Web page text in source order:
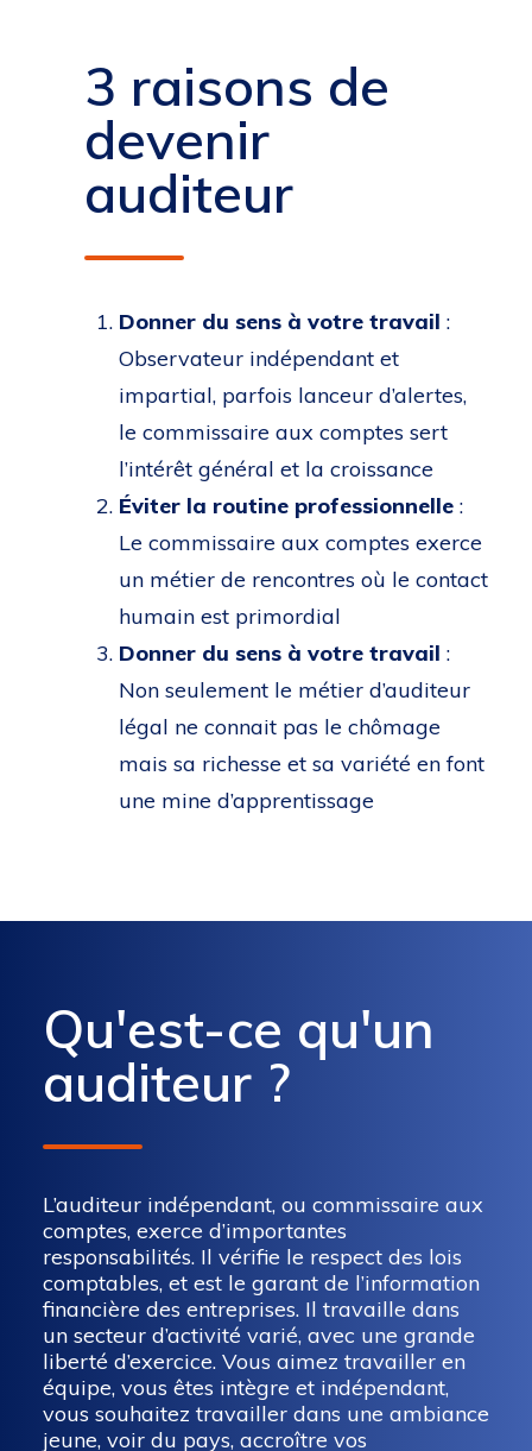
3 raisons de
devenir
auditeur
Donner du sens à votre travail :
Observateur indépendant et
impartial, parfois lanceur d’alertes,
le commissaire aux comptes sert
l’intérêt général et la croissance
Éviter la routine professionnelle :
Le commissaire aux comptes exerce
un métier de rencontres où le contact
humain est primordial
Donner du sens à votre travail :
Non seulement le métier d’auditeur
légal ne connait pas le chômage
mais sa richesse et sa variété en font
une mine d’apprentissage
Qu'est-ce qu'un
auditeur ?
L’auditeur indépendant, ou commissaire aux
comptes, exerce d’importantes
responsabilités. Il vérifie le respect des lois
comptables, et est le garant de l’information
financière des entreprises. Il travaille dans
un secteur d’activité varié, avec une grande
liberté d’exercice. Vous aimez travailler en
équipe, vous êtes intègre et indépendant,
vous souhaitez travailler dans une ambiance
jeune, voir du pays, accroître vos